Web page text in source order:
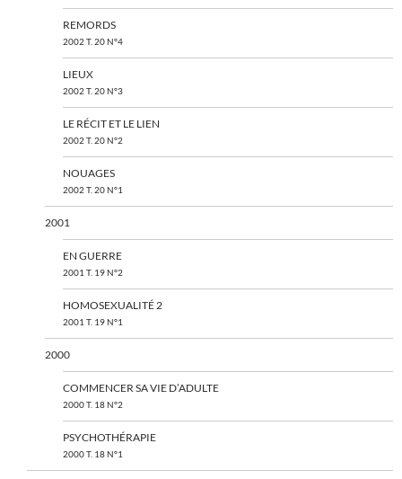
REMORDS
2002 T. 20 N°4
LIEUX
2002 T. 20 N°3
LE RÉCIT ET LE LIEN
2002 T. 20 N°2
NOUAGES
2002 T. 20 N°1
2001
EN GUERRE
2001 T. 19 N°2
HOMOSEXUALITÉ 2
2001 T. 19 N°1
2000
COMMENCER SA VIE D’ADULTE
2000 T. 18 N°2
PSYCHOTHÉRAPIE
2000 T. 18 N°1